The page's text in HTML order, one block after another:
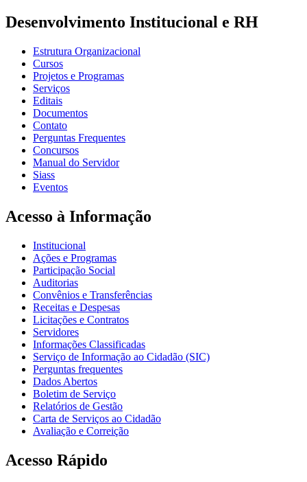
Desenvolvimento Institucional e RH
Estrutura Organizacional
Cursos
Projetos e Programas
Serviços
Editais
Documentos
Contato
Perguntas Frequentes
Concursos
Manual do Servidor
Siass
Eventos
Acesso à Informação
Institucional
Ações e Programas
Participação Social
Auditorias
Convênios e Transferências
Receitas e Despesas
Licitações e Contratos
Servidores
Informações Classificadas
Serviço de Informação ao Cidadão (SIC)
Perguntas frequentes
Dados Abertos
Boletim de Serviço
Relatórios de Gestão
Carta de Serviços ao Cidadão
Avaliação e Correição
Acesso Rápido